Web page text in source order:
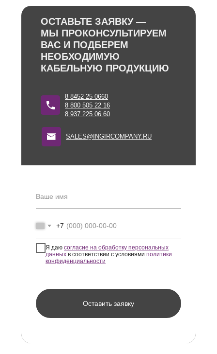
+7
Я даю согласие на обработку персональных
данных в соответствии с условиями политики
конфиденциальности
Оставить заявку
ОСТАВЬТЕ ЗАЯВКУ —
МЫ ПРОКОНСУЛЬТИРУЕМ
ВАС И ПОДБЕРЕМ
НЕОБХОДИМУЮ
КАБЕЛЬНУЮ ПРОДУКЦИЮ
SALES@INGIRCOMPANY.RU
8 937 225 06 60
8 800 505 22 16
8 8452 25 0660